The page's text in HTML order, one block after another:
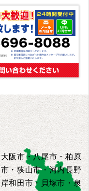
阪市・八尾市・柏原
・狭山市・河内長野
和田市・貝塚市・泉